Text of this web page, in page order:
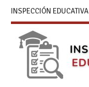
INSPECCIÓN EDUCATIVA